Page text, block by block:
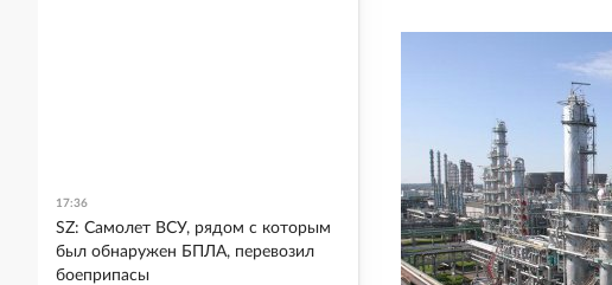
17:36
SZ: Самолет ВСУ, рядом с которым
был обнаружен БПЛА, перевозил
боеприпасы